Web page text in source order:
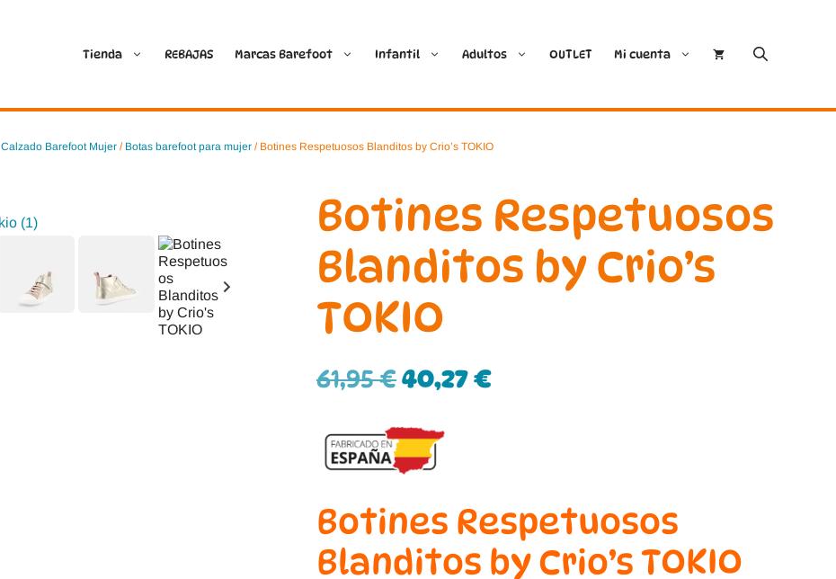
Tienda REBAJAS Marcas Barefoot
Ballop
Crave Barefoot
Coimbra
Batilas
Crecendo
Cóndor
Deditos
Demax
FlexiNens
Koops
Stitch & Walk
Dodo Shoes
Igor
Infantil Adultos OUTLET Mi cuenta
Calzado Barefoot Mujer / Botas barefoot para mujer / Botines Respetuosos Blanditos by Crio’s TOKIO
Botines Respetuosos
Blanditos by Crio’s
TOKIO
61,95€40,27€
Botines Respetuosos
Blanditos by Crio’s TOKIO